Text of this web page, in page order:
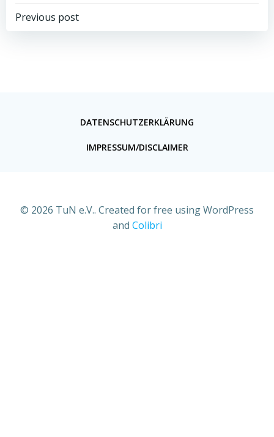
Previous post
DATENSCHUTZERKLÄRUNG
IMPRESSUM/DISCLAIMER
© 2026 TuN e.V.. Created for free using WordPress
and Colibri